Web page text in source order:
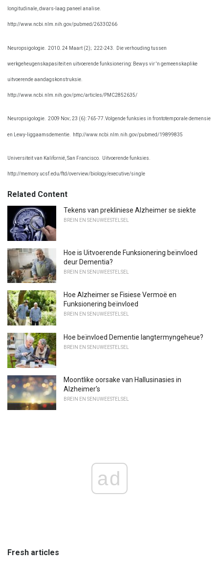
longitudinale, dwars-laag paneel analise.
http://www.ncbi.nlm.nih.gov/pubmed/26330266
Neuropsigologie. 2010. 24 Maart (2); 222-243. Die verhouding tussen
werkgeheugenskapasiteit en uitvoerende funksionering: Bewys vir 'n gemeenskaplike
uitvoerende aandagskonstruksie.
http://www.ncbi.nlm.nih.gov/pmc/articles/PMC2852635/
Neuropsigologie. 2009 Nov; 23 (6): 765-77.Volgende funksies in frontotemporale demensie
en Lewy-liggaamsdementie. http://www.ncbi.nlm.nih.gov/pubmed/19899835
Universiteit van Kalifornië, San Francisco. Uitvoerende funksies.
http://memory.ucsf.edu/ftd/overview/biology/executive/single
Related Content
Tekens van prekliniese Alzheimer se siekte
BREIN EN SENUWEESTELSEL
Hoe is Uitvoerende Funksionering beïnvloed
deur Dementia?
BREIN EN SENUWEESTELSEL
Hoe Alzheimer se Fisiese Vermoë en
Funksionering beïnvloed
BREIN EN SENUWEESTELSEL
Hoe beïnvloed Dementie langtermyngeheue?
BREIN EN SENUWEESTELSEL
Moontlike oorsake van Hallusinasies in
Alzheimer's
BREIN EN SENUWEESTELSEL
ad
Fresh articles